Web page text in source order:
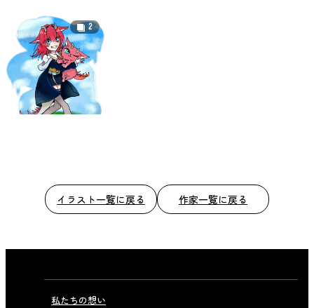
2
イラスト一覧に戻る 作家一覧に戻る
私たちの想い